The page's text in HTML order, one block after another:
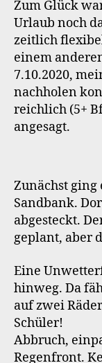
Zum Glück
Urlaub noch
zeitlich
einem
7.10.2020,
nachholen
reichlich (5+
angesagt.
Zunächst ging
Sandbank.
abgesteckt.
geplant, aber
Eine
hinweg. Da
auf zwei
Schüler!
Abbruch,
Regenfront.